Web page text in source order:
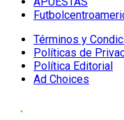
Términos y
Políticas de
Política Editorial
Ad Choices